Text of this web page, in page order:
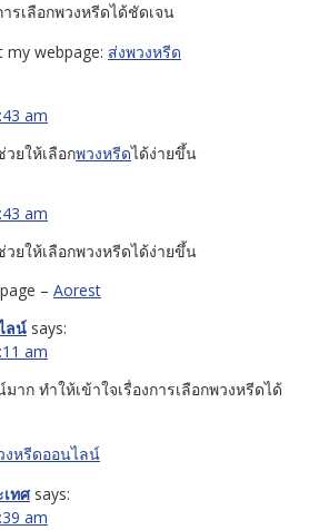
ารเลือกพวงหรีดได้ชัดเจน
my webpage: ส่งพวงหรีด
am
ยให้เลือกพวงหรีดได้ง่ายขึ้น
am
ยให้เลือกพวงหรีดได้ง่ายขึ้น
– Aorest
ลน์ says:
am
าก ทำให้เข้าใจเรื่องการเลือกพวงหรีดได้
งหรีดออนไลน์
ทศ says:
am